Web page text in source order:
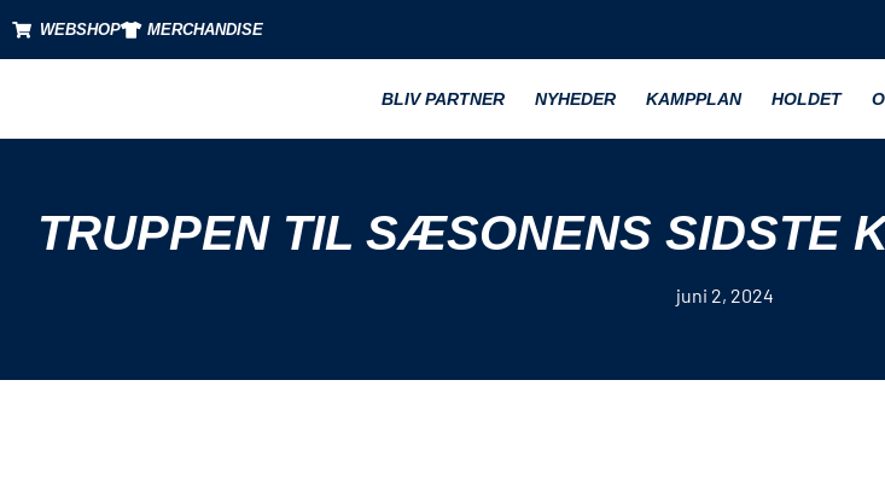
WEBSHOP MERCHANDISE
BLIV PARTNER NYHEDER KAMPPLAN HOLDET
TRUPPEN TIL SÆSONENS SIDSTE
juni 2, 2024